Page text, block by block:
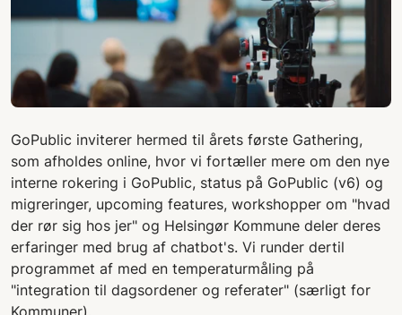
GoPublic inviterer hermed til årets første Gathering,
som afholdes online, hvor vi fortæller mere om den nye
interne rokering i GoPublic, status på GoPublic (v6) og
migreringer, upcoming features, workshopper om "hvad
der rør sig hos jer" og Helsingør Kommune deler deres
erfaringer med brug af chatbot's. Vi runder dertil
programmet af med en temperaturmåling på
"integration til dagsordener og referater" (særligt for